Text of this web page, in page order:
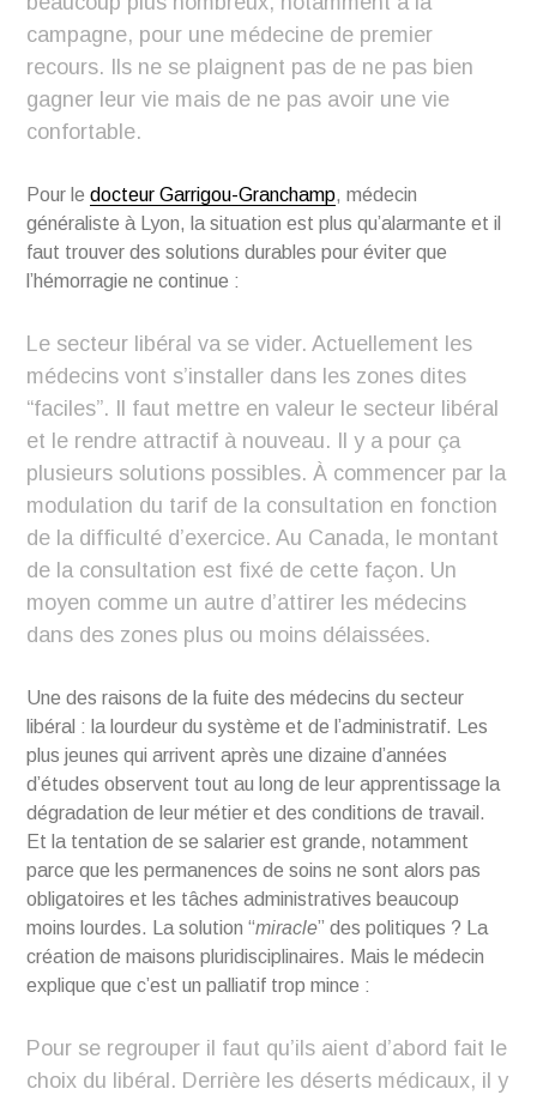
campagne, pour une médecine de premier
recours. Ils ne se plaignent pas de ne pas bien
gagner leur vie mais de ne pas avoir une vie
confortable.
Pour ledocteur Garrigou-Granchamp, médecin
généraliste à Lyon, la situation est plus qu’alarmante et il
faut trouver des solutions durables pour éviter que
l’hémorragie ne continue :
Le secteur libéral va se vider. Actuellement les
médecins vont s’installer dans les zones dites
“faciles”. Il faut mettre en valeur le secteur libéral
et le rendre attractif à nouveau. Il y a pour ça
plusieurs solutions possibles. À commencer par la
modulation du tarif de la consultation en fonction
de la difficulté d’exercice. Au Canada, le montant
de la consultation est fixé de cette façon. Un
moyen comme un autre d’attirer les médecins
dans des zones plus ou moins délaissées.
Une des raisons de la fuite des médecins du secteur
libéral : la lourdeur du système et de l’administratif. Les
plus jeunes qui arrivent après une dizaine d’années
d’études observent tout au long de leur apprentissage la
dégradation de leur métier et des conditions de travail.
Et la tentation de se salarier est grande, notamment
parce que les permanences de soins ne sont alors pas
obligatoires et les tâches administratives beaucoup
moins lourdes. La solution “miracle” des politiques ? La
création de maisons pluridisciplinaires. Mais le médecin
explique que c’est un palliatif trop mince :
Pour se regrouper il faut qu’ils aient d’abord fait le
choix du libéral. Derrière les déserts médicaux, il y